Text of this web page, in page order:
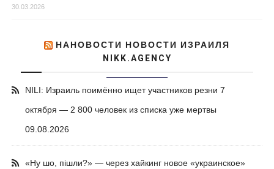
30.03.2026
НАНОВОСТИ НОВОСТИ ИЗРАИЛЯ
NIKK.AGENCY
NILI: Израиль поимённо ищет участников резни 7
октября — 2 800 человек из списка уже мертвы
09.08.2026
«Ну шо, пішли?» — через хайкинг новое «украинское»